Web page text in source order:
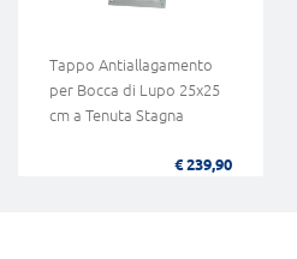
Tappo Antiallagamento
per Bocca di Lupo 25x25
cm a Tenuta Stagna
€ 239,90